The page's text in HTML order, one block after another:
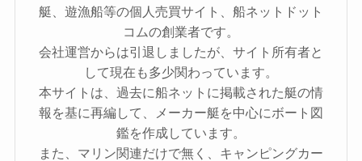
艇、遊漁船等の個人売買サイト、船ネットドット
コムの創業者です。
会社運営からは引退しましたが、サイト所有者と
して現在も多少関わっています。
本サイトは、過去に船ネットに掲載された艇の情
報を基に再編して、メーカー艇を中心にボート図
鑑を作成しています。
また、マリン関連だけで無く、キャンピングカー